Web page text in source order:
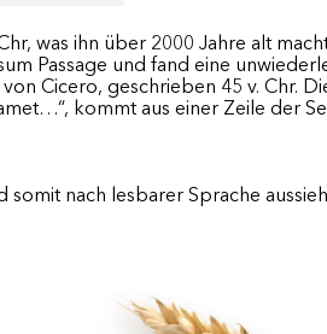
was ihn über 2000 Jahre alt
Passage und fand eine
Cicero, geschrieben 45 v. Chr.
kommt aus einer Zeile der
nach lesbarer Sprache